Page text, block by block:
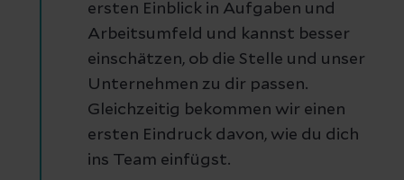
ersten Einblick in Aufgaben und
Arbeitsumfeld und kannst besser
einschätzen, ob die Stelle und unser
Unternehmen zu dir passen.
Gleichzeitig bekommen wir einen
ersten Eindruck davon, wie du dich
ins Team einfügst.